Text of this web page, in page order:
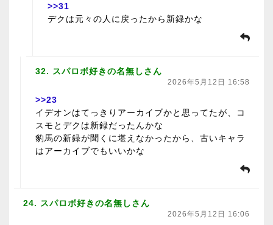
>>31
デクは元々の人に戻ったから新録かな
32. スパロボ好きの名無しさん
2026年5月12日 16:58
>>23
イデオンはてっきりアーカイブかと思ってたが、コ
スモとデクは新録だったんかな
豹馬の新録が聞くに堪えなかったから、古いキャラ
はアーカイブでもいいかな
24. スパロボ好きの名無しさん
2026年5月12日 16:06